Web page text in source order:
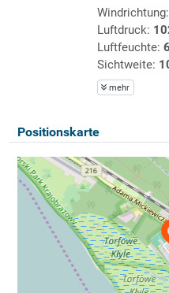
Windrichtung:
Luftdruck:
Luftfeuchte:
Sichtweite:
mehr
Positionskarte